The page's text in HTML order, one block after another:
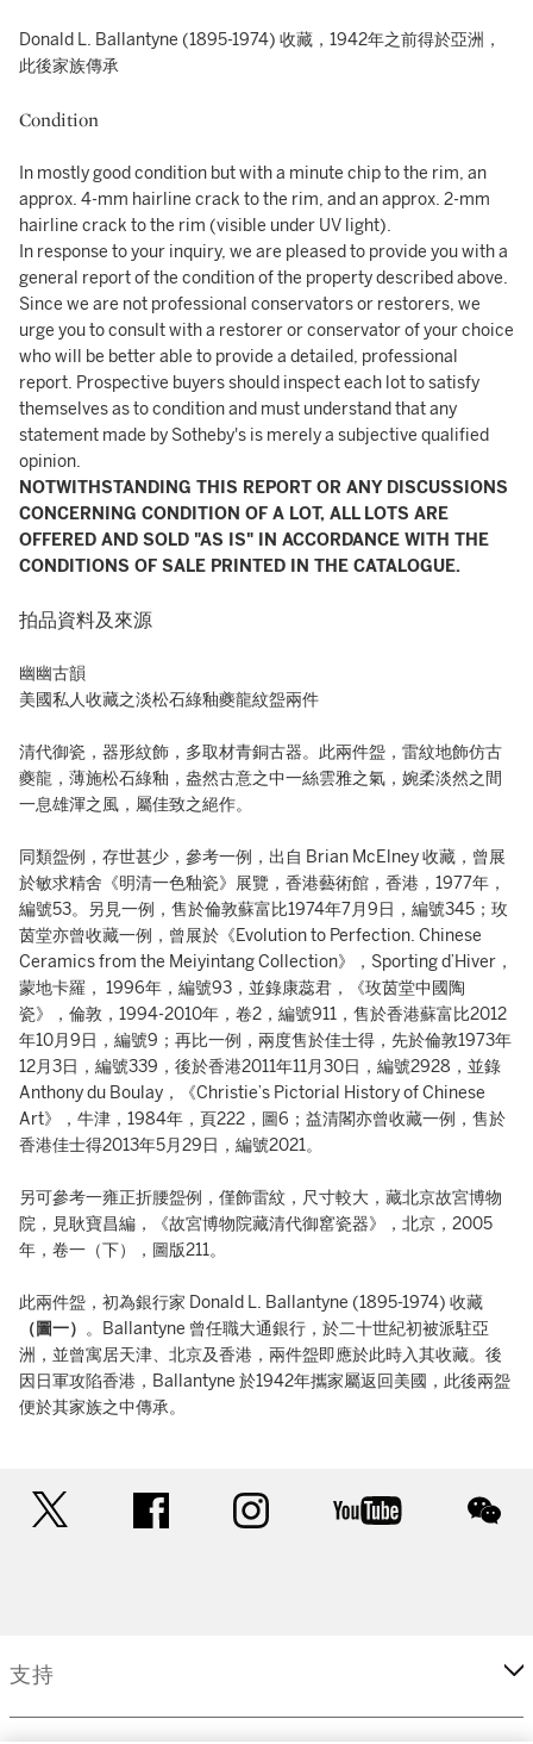
Donald L. Ballantyne (1895-1974) 收藏，1942年之前得於亞洲，
此後家族傳承
Condition
In mostly good condition but with a minute chip to the rim, an
approx. 4-mm hairline crack to the rim, and an approx. 2-mm
hairline crack to the rim (visible under UV light).
In response to your inquiry, we are pleased to provide you with a
general report of the condition of the property described above.
Since we are not professional conservators or restorers, we
urge you to consult with a restorer or conservator of your choice
who will be better able to provide a detailed, professional
report. Prospective buyers should inspect each lot to satisfy
themselves as to condition and must understand that any
statement made by Sotheby's is merely a subjective qualified
opinion.
NOTWITHSTANDING THIS REPORT OR ANY DISCUSSIONS
CONCERNING CONDITION OF A LOT, ALL LOTS ARE
OFFERED AND SOLD "AS IS" IN ACCORDANCE WITH THE
CONDITIONS OF SALE PRINTED IN THE CATALOGUE.
拍品資料及來源
幽幽古韻
美國私人收藏之淡松石綠釉夔龍紋盌兩件
清代御瓷，器形紋飾，多取材青銅古器。此兩件盌，雷紋地飾仿古
夔龍，薄施松石綠釉，盎然古意之中一絲雲雅之氣，婉柔淡然之間
一息雄渾之風，屬佳致之絕作。
同類盌例，存世甚少，參考一例，出自 Brian McElney 收藏，曾展
於敏求精舍《明清一色釉瓷》展覽，香港藝術館，香港，1977年，
編號53。另見一例，售於倫敦蘇富比1974年7月9日，編號345；玫
茵堂亦曾收藏一例，曾展於《Evolution to Perfection. Chinese
Ceramics from the Meiyintang Collection》，Sporting d’Hiver，
蒙地卡羅， 1996年，編號93，並錄康蕊君，《玫茵堂中國陶
瓷》，倫敦，1994-2010年，卷2，編號911，售於香港蘇富比2012
年10月9日，編號9；再比一例，兩度售於佳士得，先於倫敦1973年
12月3日，編號339，後於香港2011年11月30日，編號2928，並錄
Anthony du Boulay，《Christie’s Pictorial History of Chinese
Art》，牛津，1984年，頁222，圖6；益清閣亦曾收藏一例，售於
香港佳士得2013年5月29日，編號2021。
另可參考一雍正折腰盌例，僅飾雷紋，尺寸較大，藏北京故宮博物
院，見耿寶昌編，《故宮博物院藏清代御窰瓷器》，北京，2005
年，卷一（下），圖版211。
此兩件盌，初為銀行家 Donald L. Ballantyne (1895-1974) 收藏
（圖一） 。Ballantyne 曾任職大通銀行，於二十世紀初被派駐亞
洲，並曾寓居天津、北京及香港，兩件盌即應於此時入其收藏。後
因日軍攻陷香港，Ballantyne 於1942年攜家屬返回美國，此後兩盌
便於其家族之中傳承。
facebook instagram youtube
支持